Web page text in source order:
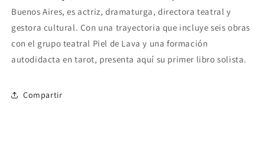
Buenos Aires, es actriz, dramaturga, directora teatral y
gestora cultural. Con una trayectoria que incluye seis obras
con el grupo teatral Piel de Lava y una formación
autodidacta en tarot, presenta aquí su primer libro solista.
Compartir